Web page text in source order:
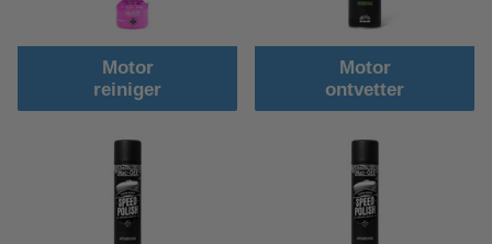
Motor
reiniger
Motor
ontvetter